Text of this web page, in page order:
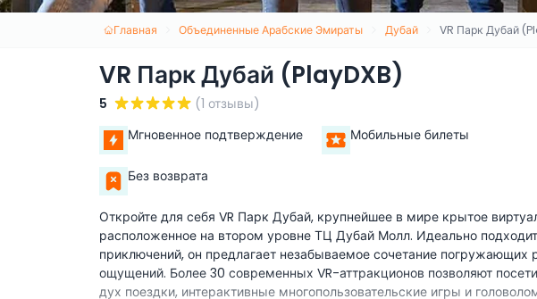
Главная Объединенные Арабские Эмираты Дубай VR Парк Дубай
VR Парк Дубай (PlayDXB)
5
(1 отзывы)
Мгновенное подтверждение
Мобильные билеты
Без возврата
Откройте для себя VR Парк Дубай, крупнейшее в мире крытое
расположенное на втором уровне ТЦ Дубай Молл. Идеально
приключений, он предлагает незабываемое сочетание погружающих
ощущений. Более 30 современных VR-аттракционов позволяют
дух поездки, интерактивные многопользовательские игры и